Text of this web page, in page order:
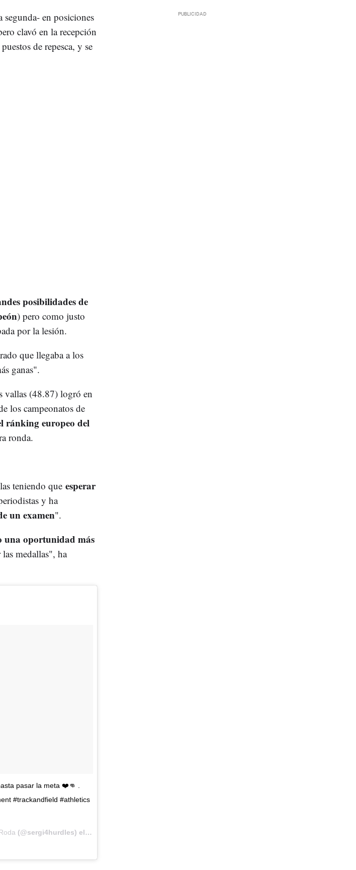
segunda- en posiciones
clavó en la recepción
de repesca, y se
posibilidades de
) pero como justo
por la lesión.
que llegaba a los
ganas".
vallas (48.87) logró en
los campeonatos de
ránking europeo del
ronda.
teniendo que esperar
y ha
un examen".
una oportunidad más
las medallas", ha
pasar la meta ❤️👊 .
#trackandfield #athletics
(@sergi4hurdles) el 7 Ago, 2018 a las 2:24 PDT